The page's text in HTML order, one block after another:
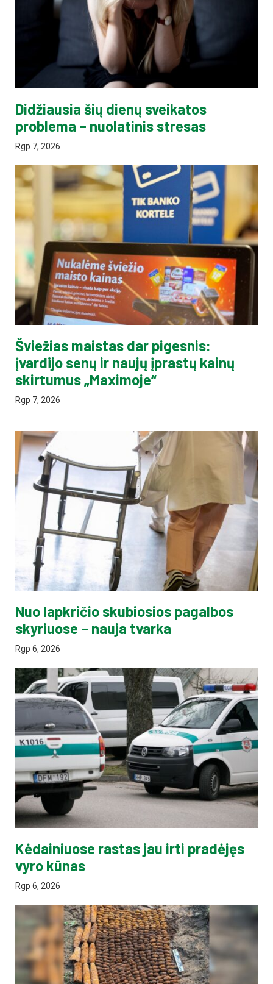
Didžiausia šių dienų sveikatos
problema – nuolatinis stresas
Rgp 7, 2026
Šviežias maistas dar pigesnis:
įvardijo senų ir naujų įprastų kainų
skirtumus „Maximoje“
Rgp 7, 2026
Nuo lapkričio skubiosios pagalbos
skyriuose – nauja tvarka
Rgp 6, 2026
Kėdainiuose rastas jau irti pradėjęs
vyro kūnas
Rgp 6, 2026